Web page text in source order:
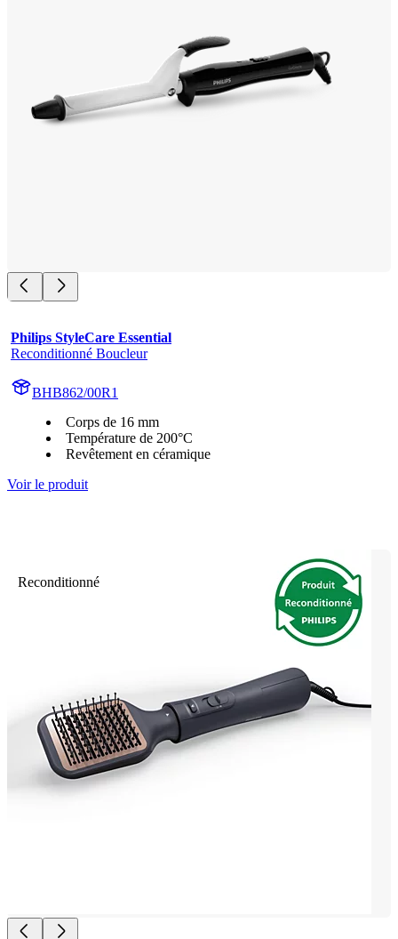
Philips StyleCare Essential
Reconditionné Boucleur
BHB862/00R1
Corps de 16 mm
Température de 200°C
Revêtement en céramique
Voir le produit
Reconditionné